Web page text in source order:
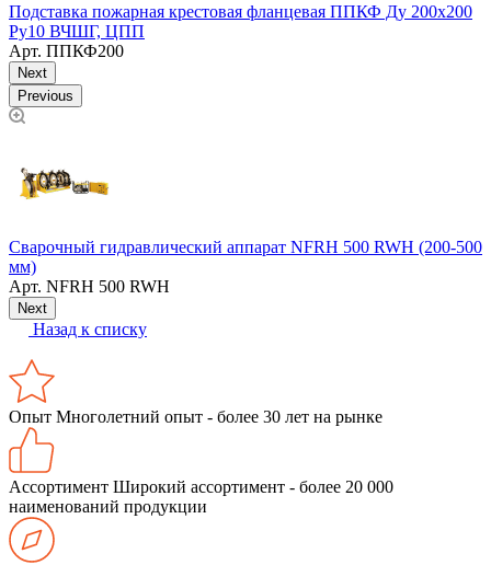
Подставка пожарная крестовая фланцевая ППКФ Ду 200х200
Ру10 ВЧШГ, ЦПП
Арт. ППКФ200
Next
Previous
Сварочный гидравлический аппарат NFRH 500 RWH (200-500
мм)
Арт. NFRH 500 RWH
Next
Назад к списку
Опыт Многолетний опыт - более 30 лет на рынке
Ассортимент Широкий ассортимент - более 20 000
наименований продукции